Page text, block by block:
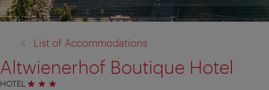
List of Accommodations
Altwienerhof Boutique Hotel
HOTEL 3 звезды